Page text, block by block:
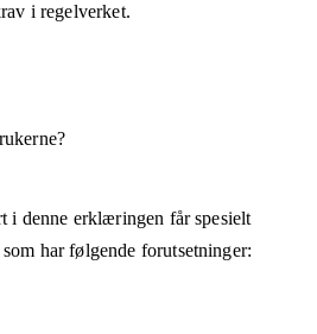
i regelverket.
i denne erklæringen får spesielt
har følgende forutsetninger: